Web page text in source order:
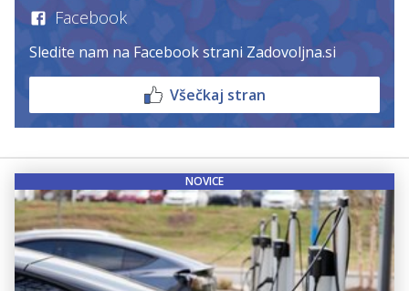
Facebook
Sledite nam na Facebook strani Zadovoljna.si
Všečkaj stran
NOVICE